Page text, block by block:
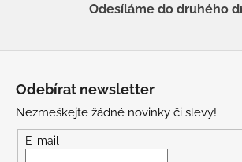
Odesíláme do druhého
Odebírat newsletter
Nezmeškejte žádné novinky či slevy!
E-mail